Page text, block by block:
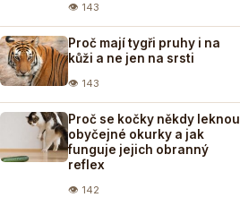
👁 143
Proč mají tygři pruhy i na
kůži a ne jen na srsti
👁 143
Proč se kočky někdy leknou
obyčejné okurky a jak
funguje jejich obranný
reflex
👁 142